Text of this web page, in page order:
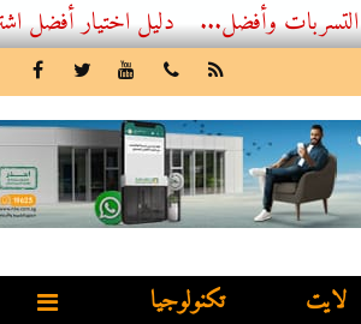
لايت تكنولوجيا